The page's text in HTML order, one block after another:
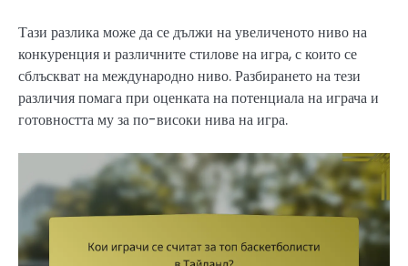
Тази разлика може да се дължи на увеличеното ниво на
конкуренция и различните стилове на игра, с които се
сблъскват на международно ниво. Разбирането на тези
различия помага при оценката на потенциала на играча и
готовността му за по-високи нива на игра.